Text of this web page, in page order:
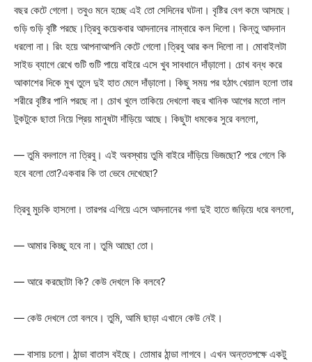
বছর কেটে গেলো। তবুও মনে হচ্ছে এই তো সেদিনের ঘটনা। বৃষ্টির বেগ কমে আসছে।
গুড়ি গুড়ি বৃষ্টি পরছে।ত্রিবু কয়েকবার আদনানের নাম্বারে কল দিলো। কিন্তু আদনান
ধরলো না। রিং হয়ে আপনাআপনি কেটে গেলো।ত্রিবু আর কল দিলো না। মোবাইলটা
সাইড ব্যাগে রেখে গুটি গুটি পায়ে বাইরে এসে খুব সাবধানে দাঁড়ালো। চোখ বন্ধ করে
আকাশের দিকে মুখ তুলে দুই হাত মেলে দাঁড়ালো। কিছু সময় পর হঠাৎ খেয়াল হলো তার
শরীরে বৃষ্টির পানি পরছে না। চোখ খুলে তাকিয়ে দেখলো বছর খানিক আগের মতো লাল
টুকটুকে ছাতা নিয়ে প্রিয় মানুষটা দাঁড়িয়ে আছে। কিছুটা ধমকের সুরে বললো,
— তুমি বদলালে না ত্রিবু। এই অবস্থায় তুমি বাইরে দাঁড়িয়ে ভিজছো? পরে গেলে কি
হবে বলো তো?একবার কি তা ভেবে দেখেছো?
ত্রিবু মুচকি হাসলো। তারপর এগিয়ে এসে আদনানের গলা দুই হাতে জড়িয়ে ধরে বললো,
— আমার কিচ্ছু হবে না। তুমি আছো তো।
— আরে করছোটা কি? কেউ দেখলে কি বলবে?
— কেউ দেখলে তো বলবে। তুমি, আমি ছাড়া এখানে কেউ নেই।
— বাসায় চলো। ঠান্ডা বাতাস বইছে। তোমার ঠান্ডা লাগবে। এখন অন্ততপক্ষে একটু